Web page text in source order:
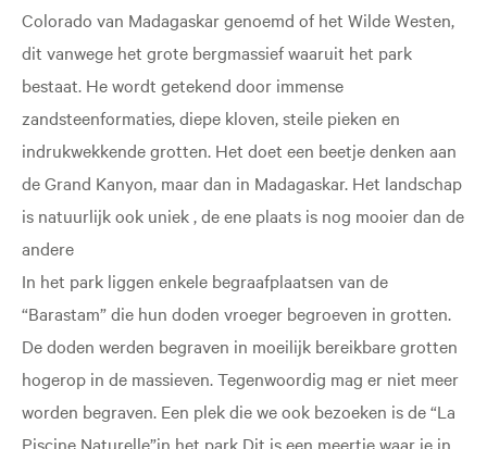
Colorado van Madagaskar genoemd of het Wilde Westen,
dit vanwege het grote bergmassief waaruit het park
bestaat. He wordt getekend door immense
zandsteenformaties, diepe kloven, steile pieken en
indrukwekkende grotten. Het doet een beetje denken aan
de Grand Kanyon, maar dan in Madagaskar. Het landschap
is natuurlijk ook uniek , de ene plaats is nog mooier dan de
andere
In het park liggen enkele begraafplaatsen van de
“Barastam” die hun doden vroeger begroeven in grotten.
De doden werden begraven in moeilijk bereikbare grotten
hogerop in de massieven. Tegenwoordig mag er niet meer
worden begraven. Een plek die we ook bezoeken is de “La
Piscine Naturelle”in het park Dit is een meertje waar je in